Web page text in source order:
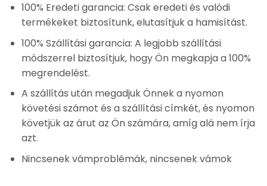
100% Eredeti garancia: Csak eredeti és valódi
termékeket biztosítunk, elutasítjuk a hamisítást.
100% Szállítási garancia: A legjobb szállítási
módszerrel biztosítjuk, hogy Ön megkapja a 100%
megrendelést.
A szállítás után megadjuk Önnek a nyomon
követési számot és a szállítási címkét, és nyomon
követjük az árut az Ön számára, amíg alá nem írja
azt.
Nincsenek vámproblémák, nincsenek vámok